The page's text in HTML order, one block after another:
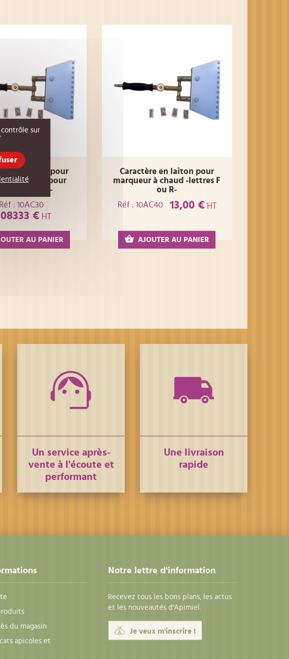
en laiton pour
à chaud pour
-Chiffre 0-
Réf : 10AC30
€ HT
AU PANIER
Caractère en laiton pour
marqueur à chaud -lettres F
ou R-
Réf : 10AC40
13,00 € HT
AJOUTER AU PANIER
Un service après-
vente à l'écoute et
performant
Une livraison
rapide
du magasin
apicoles et
Notre lettre d'information
Recevez tous les bons plans, les actus
et les nouveautés d'Apimiel.
Je veux m'inscrire !
sur